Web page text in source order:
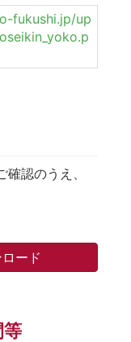
fukushi.jp/up
認のうえ、
ード